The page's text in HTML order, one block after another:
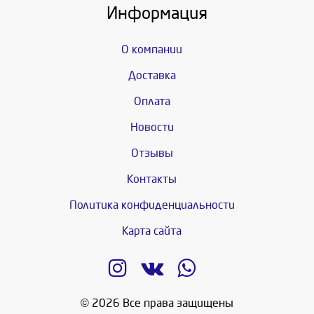
Информация
О компании
Доставка
Оплата
Новости
Отзывы
Контакты
Политика конфиденциальности
Карта сайта
© 2026 Все права защищены